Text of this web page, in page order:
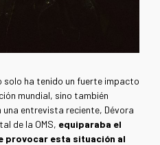
solo ha tenido un fuerte impacto
mundial, sino también
una entrevista reciente, Dévora
de la OMS, equiparaba el
provocar esta situación al